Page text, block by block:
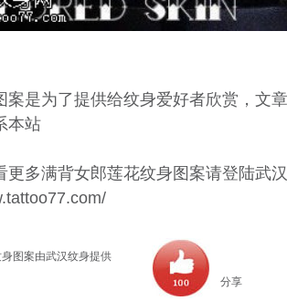
案是为了提供给纹身爱好者欣赏，文
本站
满背女郎莲花纹身图案请登陆武汉
图案由武汉纹身提供
分享